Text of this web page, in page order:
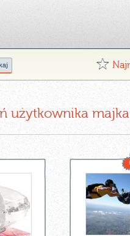
G
użytkownika majka